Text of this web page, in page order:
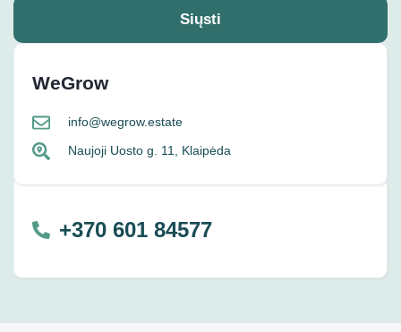
Siųsti
WeGrow
info@wegrow.estate
Naujoji Uosto g. 11, Klaipėda
+370 601 84577